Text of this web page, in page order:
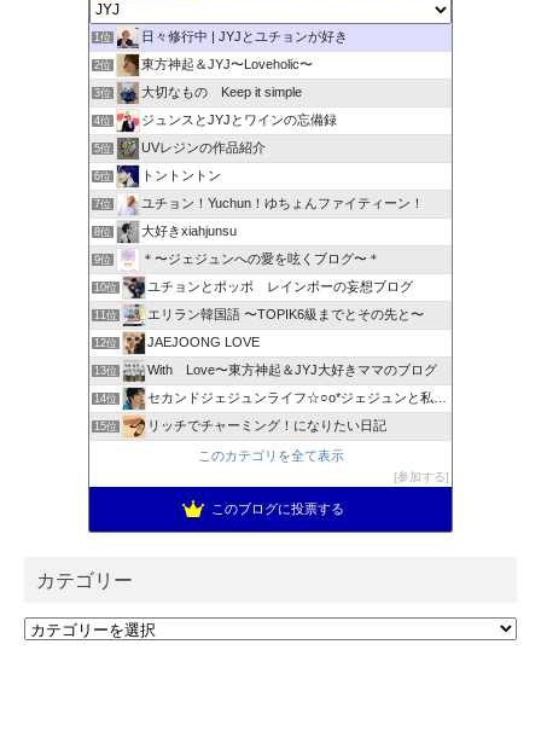
1位 日々修行中 | JYJとユチョンが好き
2位 東方神起＆JYJ〜Loveholic〜
3位 大切なもの Keep it simple
4位 ジュンスとJYJとワインの忘備録
5位 UVレジンの作品紹介
6位 トントントン
7位 ユチョン！Yuchun！ゆちょんファイティーン！
8位 大好きxiahjunsu
9位 ＊〜ジェジュンへの愛を呟くブログ〜＊
10位 ユチョンとポッポ レインボーの妄想ブログ
11位 エリラン韓国語 〜TOPIK6級までとその先と〜
12位 JAEJOONG LOVE
13位 With Love〜東方神起＆JYJ大好きママのブログ
14位 セカンドジェジュンライフ☆○o*ジェジュンと私 * o○☆
15位 リッチでチャーミング！になりたい日記
このカテゴリを全て表示
参加する
このブログに投票する
カテゴリー
カ